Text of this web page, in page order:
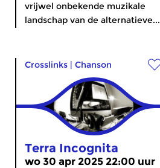
vrijwel onbekende muzikale
landschap van de alternatieve...
Crosslinks | Chanson
Terra Incognita
wo 30 apr 2025 22:00 uur